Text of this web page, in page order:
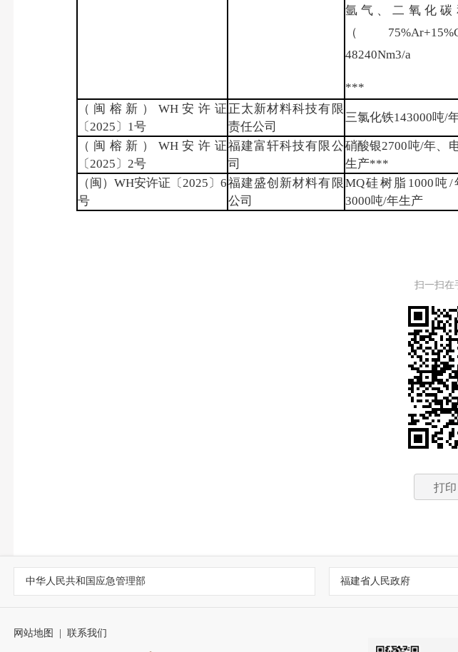
氩气、二氧化
（
48240Nm3/a
***
（闽榕新）WH安许证
〔2025〕1号
正太新材料科技有限
责任公司
三氯化铁143000吨/
（闽榕新）WH安许证
〔2025〕2号
福建富轩科技有限公
司
硝酸银2700吨/年、
生产***
（闽）WH安许证〔2025〕6
号
福建盛创新材料有限
公司
MQ硅树脂1000吨
3000吨/年生产
扫一扫在
打印
中华人民共和国应急管理部 福建省人民政府
网站地图
联系我们